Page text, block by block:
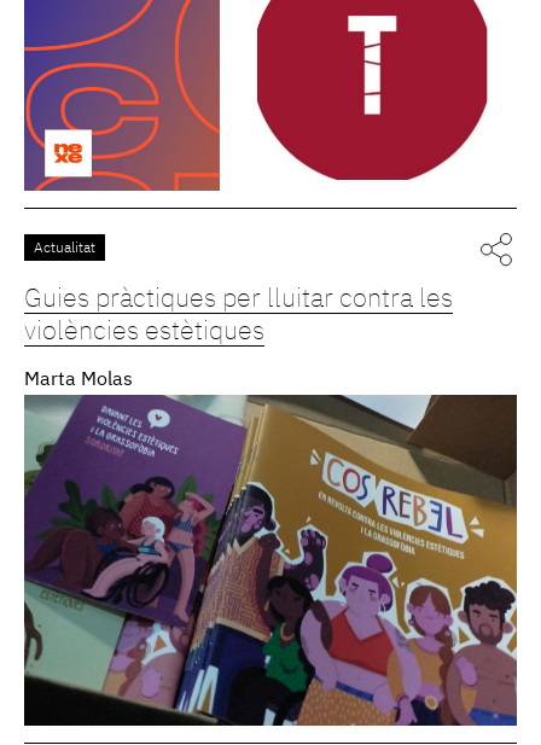
Actualitat
Guies pràctiques per lluitar contra les
violències estètiques
Marta Molas